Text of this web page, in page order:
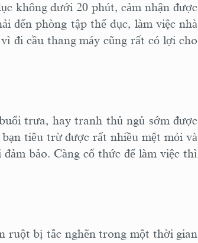
không dưới 20 phút, cảm nhận được
đến phòng tập thể dục, làm việc nhà
đi cầu thang máy cũng rất có lợi cho
trưa, hay tranh thủ ngủ sớm được
tiêu trừ được rất nhiều mệt mỏi và
bảo. Càng cố thức để làm việc thì
ruột bị tắc nghẽn trong một thời gian